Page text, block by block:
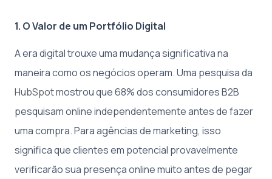
1. O Valor de um Portfólio Digital
A era digital trouxe uma mudança significativa na
maneira como os negócios operam. Uma pesquisa da
HubSpotmostrou que 68% dos consumidores B2B
pesquisam online independentemente antes de fazer
uma compra. Para agências de marketing, isso
significa que clientes em potencial provavelmente
verificarão sua presença online muito antes de pegar